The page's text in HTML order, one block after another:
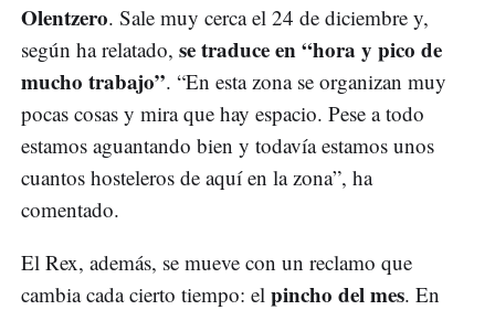
Olentzero. Sale muy cerca el 24 de diciembre y,
según ha relatado, se traduce en “hora y pico de
mucho trabajo”. “En esta zona se organizan muy
pocas cosas y mira que hay espacio. Pese a todo
estamos aguantando bien y todavía estamos unos
cuantos hosteleros de aquí en la zona”, ha
comentado.
El Rex, además, se mueve con un reclamo que
cambia cada cierto tiempo: el pincho del mes. En